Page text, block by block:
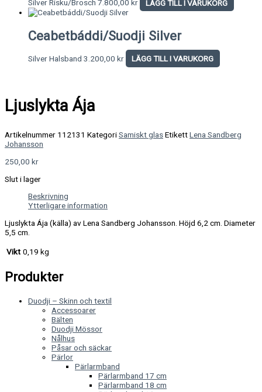
Silver Risku/Brosch 7.800,00 kr LÄGG TILL I VARUKORG
Ceabetbáddi/Suodji Silver
Silver Halsband 3.200,00 kr LÄGG TILL I VARUKORG
Ljuslykta Ája
Artikelnummer 112131 KategoriSamiskt glasEtikettLena Sandberg
Johansson
250,00 kr
Slut i lager
Beskrivning
Ytterligare information
Ljuslykta Ája (källa) av Lena Sandberg Johansson. Höjd 6,2 cm. Diameter
5,5 cm.
Vikt 0,19 kg
Produkter
Duodji – Skinn och textil
Accessoarer
Bälten
Duodji Mössor
Nålhus
Påsar och säckar
Pärlor
Pärlarmband
Pärlarmband 17 cm
Pärlarmband 18 cm